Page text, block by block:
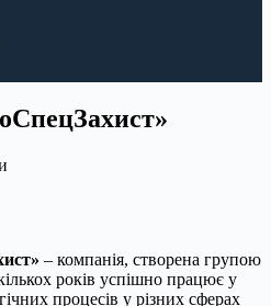
– компанія, створена групою
років успішно працює у
процесів у різних сферах